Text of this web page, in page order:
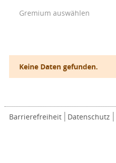
Gremium auswählen
Keine Daten gefunden.
Barrierefreiheit Datenschutz